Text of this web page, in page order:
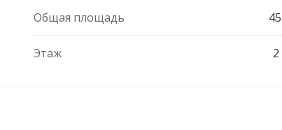
Общая площадь
Этаж